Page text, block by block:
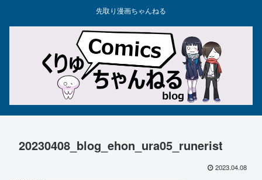
先取り漫画ちゃんねる
20230408_blog_ehon_ura05_runerist
2023.04.08